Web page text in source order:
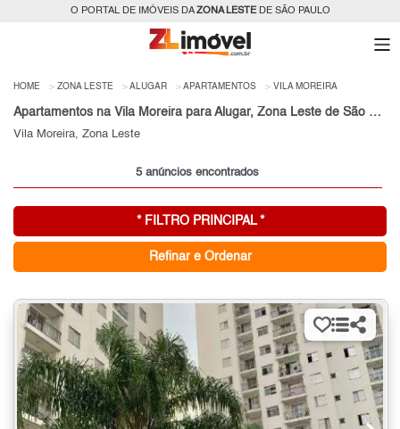
O PORTAL DE IMÓVEIS DAZONA LESTEDE SÃO PAULO
HOME ZONA LESTE ALUGAR APARTAMENTOS VILA MOREIRA
Apartamentos na Vila Moreira para Alugar, Zona Leste de São Paulo, SP
Vila Moreira, Zona Leste
5 anúncios encontrados
* FILTRO PRINCIPAL *
Refinar e Ordenar